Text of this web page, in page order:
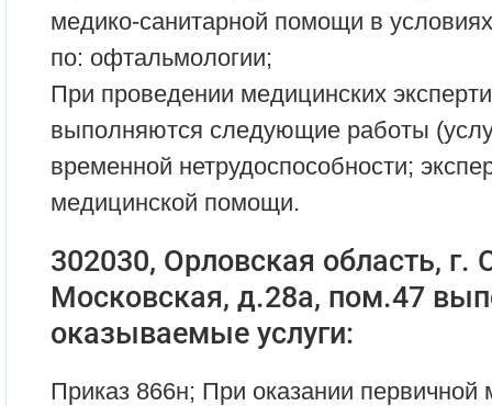
медико-санитарной помощи в
по: офтальмологии;
При проведении медицинских
выполняются следующие работы
временной нетрудоспособности;
медицинской помощи.
302030, Орловская область, г.
Московская, д.28а, пом.47
оказываемые услуги:
Приказ 866н; При оказании первичной